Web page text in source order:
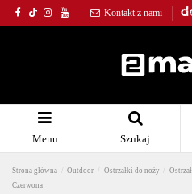
Kontakt z nami
Menu Szukaj
Strona główna Outdoor Ostrzałki do noży
Czerwona